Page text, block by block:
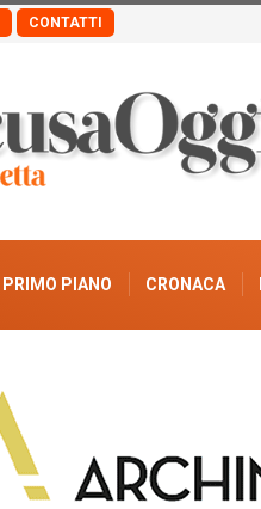
CONTATTI
PRIMO PIANO CRONACA